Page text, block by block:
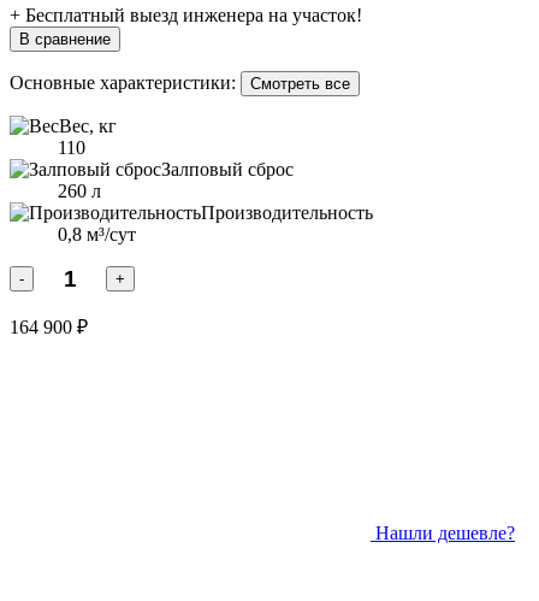
+ Бесплатный выезд инженера на участок!
В сравнение
Основные характеристики: Смотреть все
Вес, кг
110
Залповый сброс
260 л
Производительность
0,8 м³/сут
- +
164 900 ₽
Нашли дешевле?